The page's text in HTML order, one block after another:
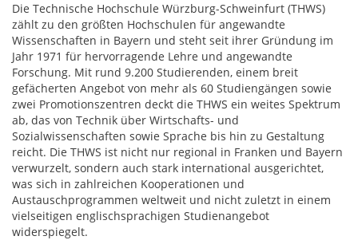
Die Technische Hochschule Würzburg-Schweinfurt (THWS)
zählt zu den größten Hochschulen für angewandte
Wissenschaften in Bayern und steht seit ihrer Gründung im
Jahr 1971 für hervorragende Lehre und angewandte
Forschung. Mit rund 9.200 Studierenden, einem breit
gefächerten Angebot von mehr als 60 Studiengängen sowie
zwei Promotionszentren deckt die THWS ein weites Spektrum
ab, das von Technik über Wirtschafts- und
Sozialwissenschaften sowie Sprache bis hin zu Gestaltung
reicht. Die THWS ist nicht nur regional in Franken und Bayern
verwurzelt, sondern auch stark international ausgerichtet,
was sich in zahlreichen Kooperationen und
Austauschprogrammen weltweit und nicht zuletzt in einem
vielseitigen englischsprachigen Studienangebot
widerspiegelt.